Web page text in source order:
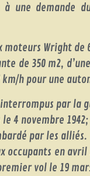
une demande
Wright de
de 350 m2,
h pour une
par la
4 novembre
par les alliés.
occupants en
vol le 19